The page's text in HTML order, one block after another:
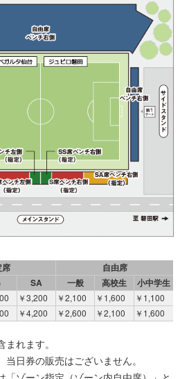
席
自由席
SA 一般 高校生 小中学生
￥3,200 ￥2,100 ￥1,600
￥1,100
￥4,200 ￥2,600 ￥2,100 ￥1,600
れます。
日券の販売はございません。